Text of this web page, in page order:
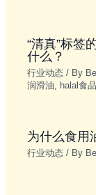
“清真”标签
什么？
行业动态 / By
润滑油, halal食
为什么食用
行业动态 / By